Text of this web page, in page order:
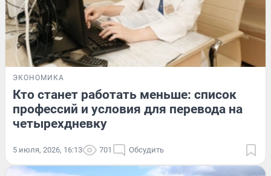
ЭКОНОМИКА
Кто станет работать меньше: список
профессий и условия для перевода на
четырехдневку
5 июля, 2026, 16:13 701 Обсудить